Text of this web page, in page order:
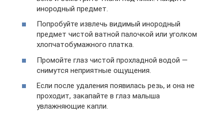
инородный предмет.
Попробуйте извлечь видимый инородный
предмет чистой ватной палочкой или уголком
хлопчатобумажного платка.
Промойте глаз чистой прохладной водой —
снимутся неприятные ощущения.
Если после удаления появилась резь, и она не
проходит, закапайте в глаз малыша
увлажняющие капли.